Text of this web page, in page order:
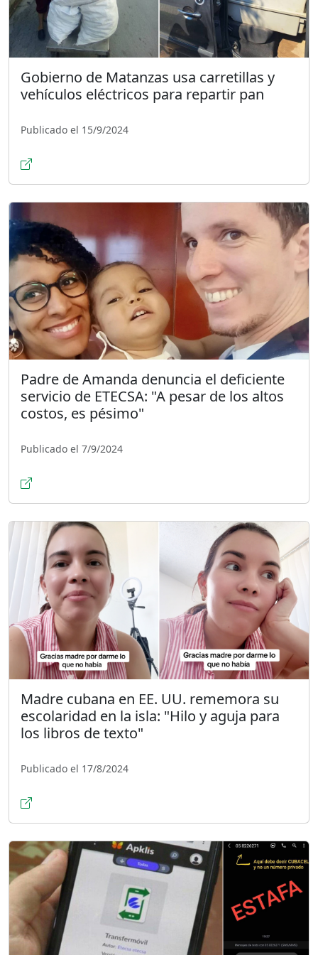
Gobierno de Matanzas usa carretillas y
vehículos eléctricos para repartir pan
Publicado el 15/9/2024
Padre de Amanda denuncia el deficiente
servicio de ETECSA: "A pesar de los altos
costos, es pésimo"
Publicado el 7/9/2024
Madre cubana en EE. UU. rememora su
escolaridad en la isla: "Hilo y aguja para
los libros de texto"
Publicado el 17/8/2024